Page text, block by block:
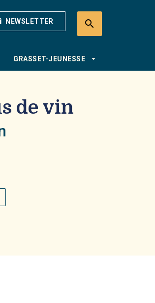
NEWSLETTER search
GRASSET-JEUNESSE arrow_drop_down
de vin